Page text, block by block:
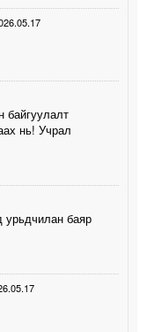
байгуулалт
нь! Учрал
урьдчилан баяр